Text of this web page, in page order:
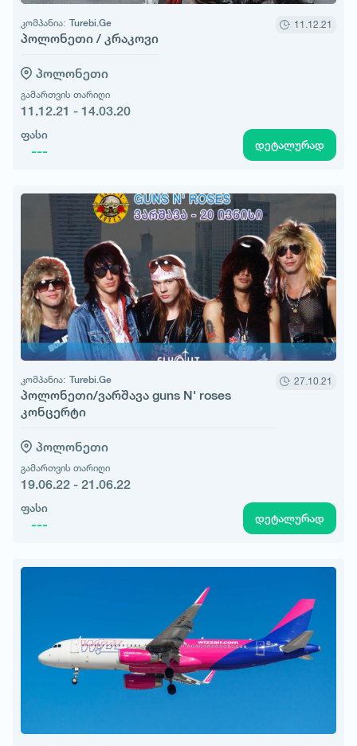
კომპანია: Turebi.Ge
პოლონეთი / კრაკოვი
11.12.21
პოლონეთი
გამართვის თარიღი
11.12.21 - 14.03.20
ფასი
--- დეტალურად
კომპანია: Turebi.Ge
პოლონეთი/ვარშავა guns N' roses
კონცერტი
27.10.21
პოლონეთი
გამართვის თარიღი
19.06.22 - 21.06.22
ფასი
--- დეტალურად